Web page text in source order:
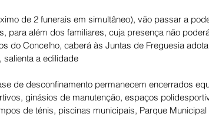
de 2 funerais em simultâneo), vão passar a
para além dos familiares, cuja presença não
do Concelho, caberá às Juntas de Freguesia
salienta a edilidade
de desconfinamento permanecem encerrados
ginásios de manutenção, espaços
de ténis, piscinas municipais, Parque